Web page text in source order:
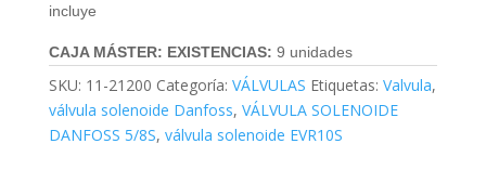
incluye
CAJA MÁSTER: EXISTENCIAS: 9 unidades
SKU: 11-21200 Categoría: VÁLVULAS Etiquetas: Valvula,
válvula solenoide Danfoss, VÁLVULA SOLENOIDE
DANFOSS 5/8S, válvula solenoide EVR10S